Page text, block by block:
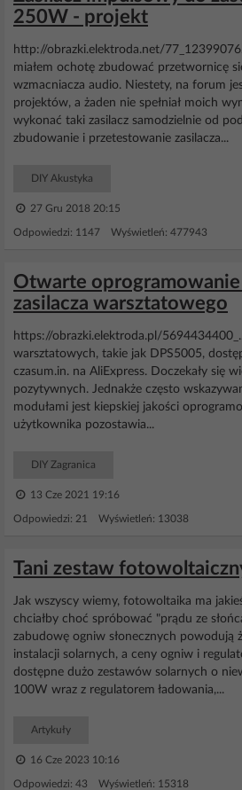
250W - projekt
http://obrazki.elektroda.net/
miałem ochotę zbudować przetwornicę
wzmacniacza audio. Niestety, na forum
projektów, a żaden nie spełniał moich
wykonać taki zasilacz samodzielnie od
zbudowanie i przetestowanie zasilacza...
DIY Akustyka
27 Gru 2018 20:15
Odpowiedzi: 1147 Wyświetleń: 477943
Otwarte
zasilacza warsztatowego
https://obrazki.elektroda.pl/
warsztatowych, takie jak DPS5005,
czasum.in. na AliExpress. Doczekały się
pozytywnych. Jednakże często
modułami jest kiepskiej jakości
użytkownika pozostawia...
DIY Zagranica
13 Cze 2021 19:16
Odpowiedzi: 21 Wyświetleń: 13038
Tani zestaw
Jak wszyscy wiemy, fotowoltaika ma
chciałby choć spróbować "prądu ze
zabudowę ogniw słonecznych powodują
instalacji solarnych, a ceny ogniw i
dostępne dużo zestawów solarnych o
100W wraz z regulatorem ładowania,...
Artykuły
16 Cze 2023 10:16
Odpowiedzi: 43 Wyświetleń: 15318